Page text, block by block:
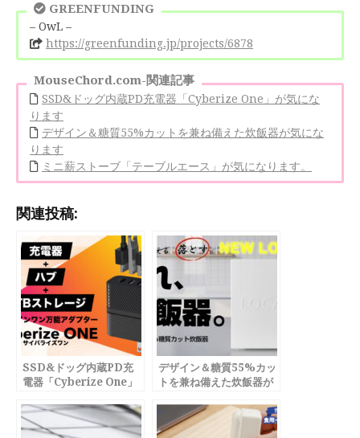
GREENFUNDING
– OwL –
https://greenfunding.jp/projects/6878
MouseChord.com-関連記事
SSD&ドッグ内蔵PD充電器「Cyberize One」が気にな
ります
デザイン＆糖質55%カットを兼ね備えた炊飯器が気にな
ります
ミニ薪ストーブ「テーブルエース」が気になります。
関連投稿:
SSD&ドッグ内蔵PD充
電器「Cyberize One」
デザイン＆糖質55%カッ
トを兼ね備えた炊飯器が